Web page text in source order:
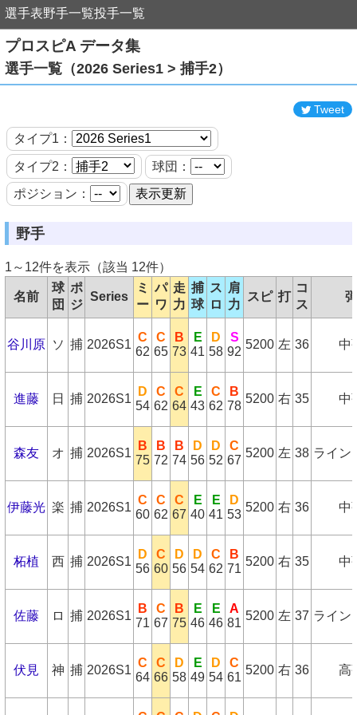
選手表野手一覧投手一覧
プロスピA データ集
選手一覧（2026 Series1 > 捕手2）
Tweet
タイプ1：
タイプ2：
球団：
ポジション：
野手
1～12件を表示（該当 12件）
名前
球
団
ポ
ジ
Series
ミ
ー
パ
ワ
走
力
捕
球
ス
ロ
肩
力
スピ 打
コ
ス
谷川原 ソ 捕 2026S1
C
62
C
65
B
73
E
41
D
58
S
92
5200 左 36 中
進藤 日 捕 2026S1
D
54
C
62
C
64
E
43
C
62
B
78
5200 右 35 中
森友 オ 捕 2026S1
B
75
B
72
B
74
D
56
D
52
C
67
5200 左 38 ライン
伊藤光 楽 捕 2026S1
C
60
C
62
C
67
E
40
E
41
D
53
5200 右 36 中
柘植 西 捕 2026S1
D
56
C
60
D
56
D
54
C
62
B
71
5200 右 35 中
佐藤 ロ 捕 2026S1
B
71
C
67
B
75
E
46
E
46
A
81
5200 左 37 ライン
伏見 神 捕 2026S1
C
64
C
66
D
58
E
49
D
54
C
61
5200 右 36 高